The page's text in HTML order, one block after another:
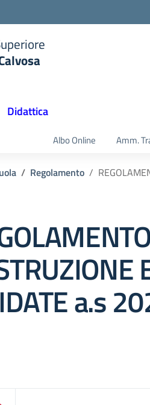
Didattica
Albo Online Amm.
Regolamento
a.s